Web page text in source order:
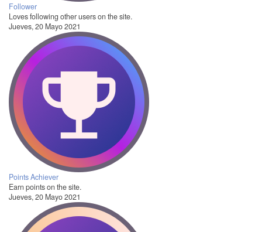
Follower
Loves following other users on the site.
Jueves, 20 Mayo 2021
Points Achiever
Earn points on the site.
Jueves, 20 Mayo 2021